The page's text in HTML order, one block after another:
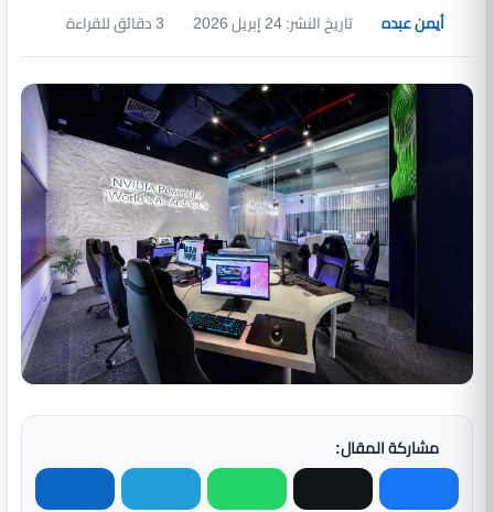
أيمن عبده تاريخ النشر: 24 إبريل 2026
مشاركة المقال: